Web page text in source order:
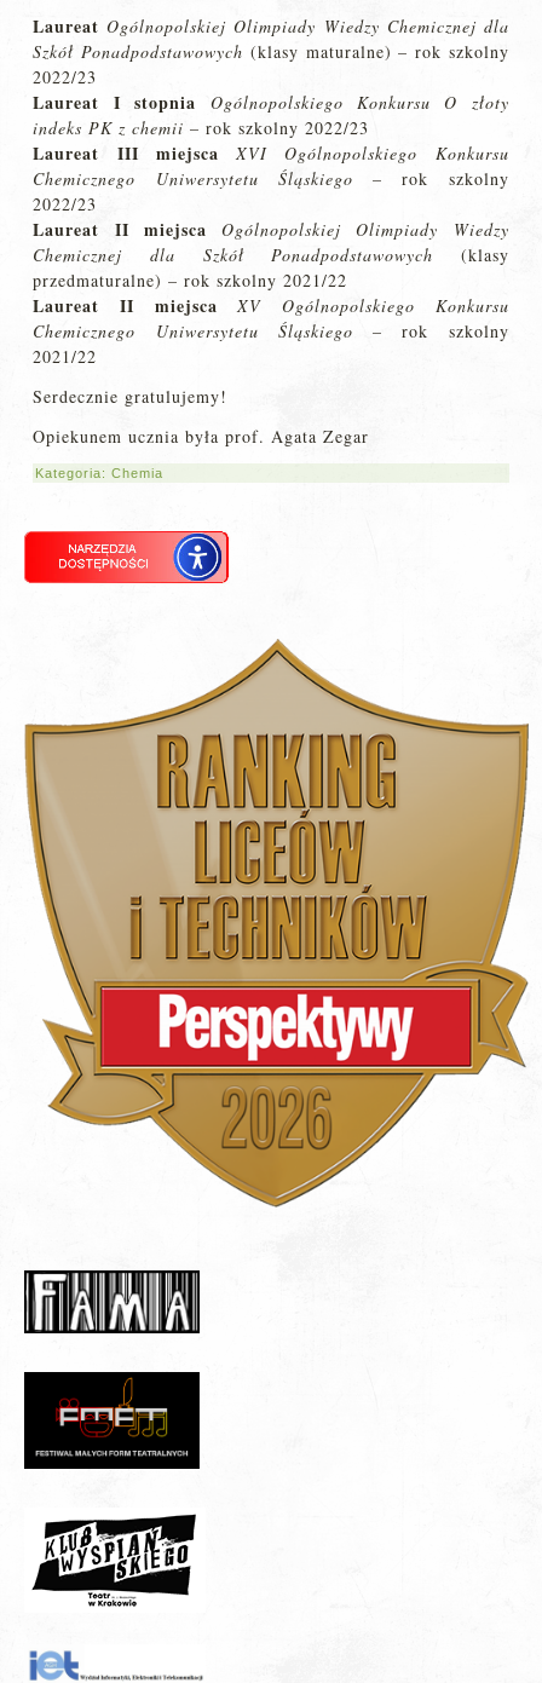
Laureat Ogólnopolskiej Olimpiady Wiedzy Chemicznej dla
Szkół Ponadpodstawowych (klasy maturalne) – rok szkolny
2022/23
Laureat I stopnia
Ogólnopolskiego Konkursu O złoty
indeks PK z chemii – rok szkolny 2022/23
Laureat III miejsca
XVI Ogólnopolskiego Konkursu
Chemicznego Uniwersytetu Śląskiego – rok szkolny
2022/23
Laureat II miejsca
Ogólnopolskiej Olimpiady Wiedzy
Chemicznej dla Szkół Ponadpodstawowych (klasy
przedmaturalne) – rok szkolny 2021/22
Laureat II miejsca
XV Ogólnopolskiego Konkursu
Chemicznego Uniwersytetu Śląskiego – rok szkolny
2021/22
Serdecznie gratulujemy!
Opiekunem ucznia była prof. Agata Zegar
Kategoria:Chemia